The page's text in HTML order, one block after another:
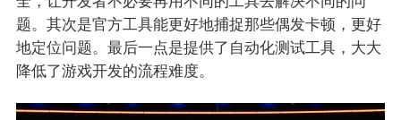
题。其次是官方工具能更好地捕捉那些偶发卡顿，更好
地定位问题。最后一点是提供了自动化测试工具，大大
降低了游戏开发的流程难度。